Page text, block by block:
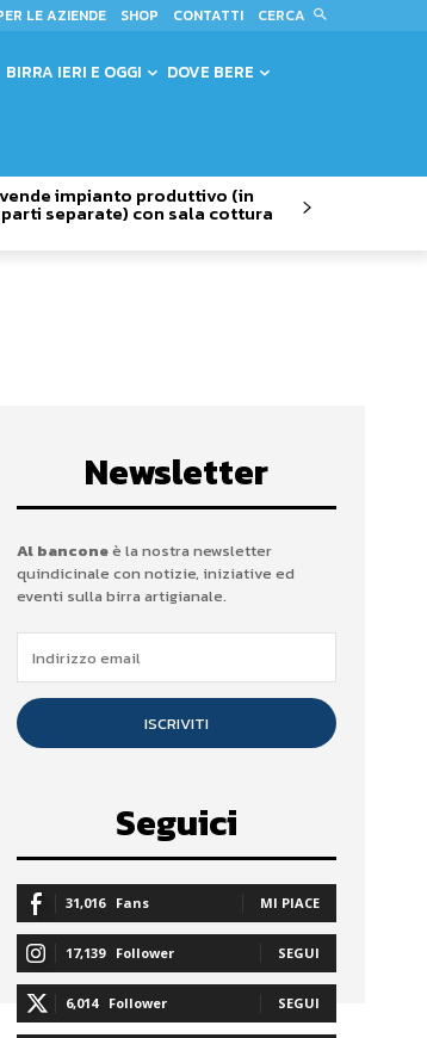
LE AZIENDE SHOP CONTATTI CERCA
BIRRA IERI E OGGI DOVE BERE
impianto produttivo (in
separate) con sala cottura
Newsletter
Al banconeè la nostra newsletter
quindicinale con notizie, iniziative ed
eventi sulla birra artigianale.
ISCRIVITI
Seguici
31,016 Fans MI PIACE
17,139 Follower SEGUI
6,014 Follower SEGUI